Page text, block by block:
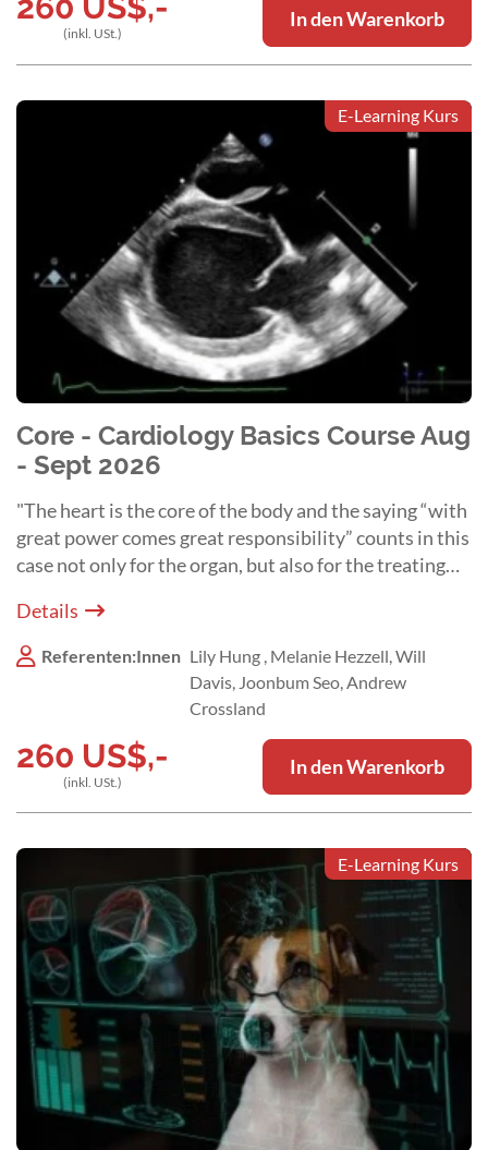
(inkl. USt.)
In den Warenkorb
E-Learning Kurs
Core - Cardiology Basics Course Aug
- Sept 2026
"The heart is the core of the body and the saying “with
great power comes great responsibility” counts in this
case not only for the organ, but also for the treating
Details
Referenten:Innen Lily Hung , Melanie Hezzell, Will
Davis, Joonbum Seo, Andrew
Crossland
260 US$,-
(inkl. USt.)
In den Warenkorb
E-Learning Kurs